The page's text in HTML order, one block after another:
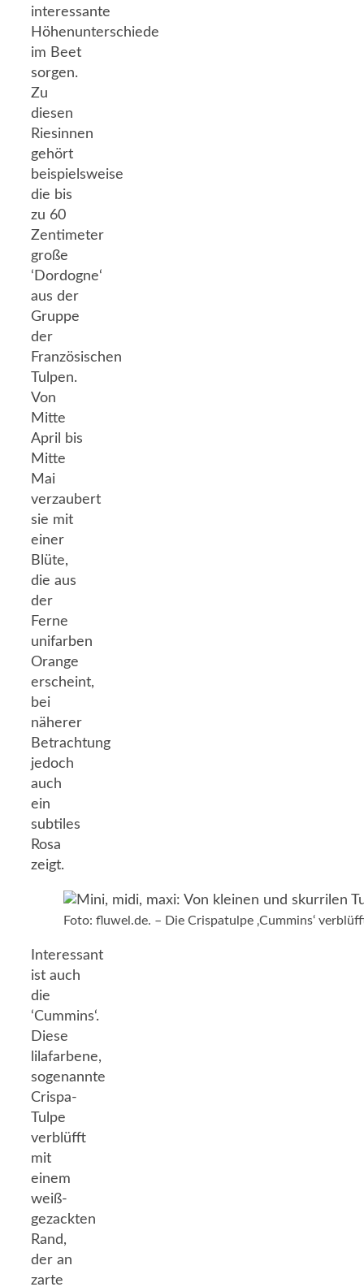
interessante
Höhenunterschiede
im Beet
sorgen.
Zu
diesen
Riesinnen
gehört
beispielsweise
die bis
zu 60
Zentimeter
große
‘Dordogne‘
aus der
Gruppe
der
Französischen
Tulpen.
Von
Mitte
April bis
Mitte
Mai
verzaubert
sie mit
einer
Blüte,
die aus
der
Ferne
unifarben
Orange
erscheint,
bei
näherer
Betrachtung
jedoch
auch
ein
subtiles
Rosa
zeigt.
Foto: fluwel.de. – Die Crispatulpe ‚Cummins‘
Interessant
ist auch
die
‘Cummins‘.
Diese
lilafarbene,
sogenannte
Crispa-
Tulpe
verblüfft
mit
einem
weiß-
gezackten
Rand,
der an
zarte